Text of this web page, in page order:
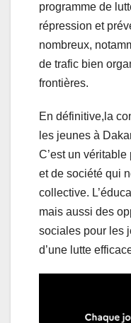
programme de
répression et
nombreux,
de trafic bien
frontières.
En définitive,la
les jeunes à
C’est un
et de société qui
collective.
mais aussi des
sociales pour les
d’une lutte